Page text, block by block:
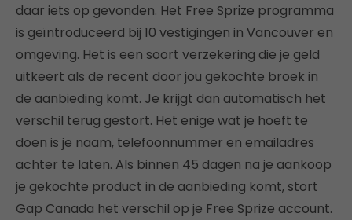
daar iets op gevonden. Het Free Sprize programma
is geïntroduceerd bij 10 vestigingen in Vancouver en
omgeving. Het is een soort verzekering die je geld
uitkeert als de recent door jou gekochte broek in
de aanbieding komt. Je krijgt dan automatisch het
verschil terug gestort. Het enige wat je hoeft te
doen is je naam, telefoonnummer en emailadres
achter te laten. Als binnen 45 dagen na je aankoop
je gekochte product in de aanbieding komt, stort
Gap Canada het verschil op je Free Sprize account.